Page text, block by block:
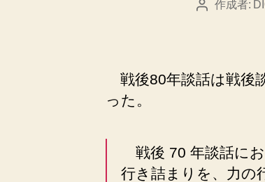
投
作成者:
戦後80年談話は戦後
った。
戦後 70 年談話に
行き詰まりを、力の